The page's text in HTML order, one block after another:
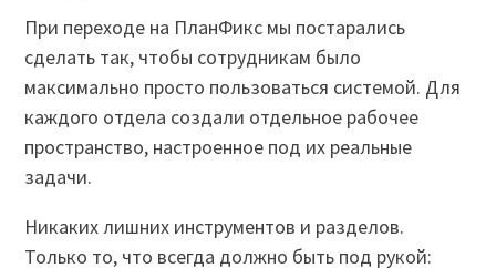
При переходе на ПланФикс мы постарались
сделать так, чтобы сотрудникам было
максимально просто пользоваться системой. Для
каждого отдела создали отдельное рабочее
пространство, настроенное под их реальные
задачи.
Никаких лишних инструментов и разделов.
Только то, что всегда должно быть под рукой: